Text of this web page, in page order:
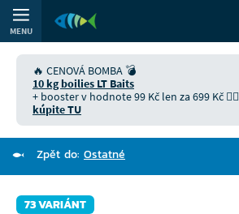
MENU
🔥 CENOVÁ BOMBA 💣
10 kg boilies LT Baits
+ booster v hodnote 99 Kč len za 699 Kč 👉🏻
kúpite TU
Zpět do: Ostatné
73 VARIÁNT